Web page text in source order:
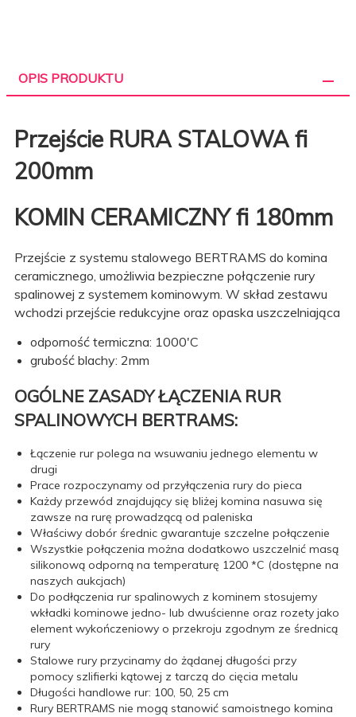
OPIS PRODUKTU
Przejście RURA STALOWA fi
200mm
KOMIN CERAMICZNY fi 180mm
Przejście z systemu stalowego BERTRAMS do komina
ceramicznego, umożliwia bezpieczne połączenie rury
spalinowej z systemem kominowym. W skład zestawu
wchodzi przejście redukcyjne oraz opaska uszczelniająca
odporność termiczna: 1000'C
grubość blachy: 2mm
OGÓLNE ZASADY ŁĄCZENIA RUR
SPALINOWYCH BERTRAMS:
Łączenie rur polega na wsuwaniu jednego elementu w
drugi
Prace rozpoczynamy od przyłączenia rury do pieca
Każdy przewód znajdujący się bliżej komina nasuwa się
zawsze na rurę prowadzącą od paleniska
Właściwy dobór średnic gwarantuje szczelne połączenie
Wszystkie połączenia można dodatkowo uszczelnić masą
silikonową odporną na temperaturę 1200 *C (dostępne na
naszych aukcjach)
Do podłączenia rur spalinowych z kominem stosujemy
wkładki kominowe jedno- lub dwuścienne oraz rozety jako
element wykończeniowy o przekroju zgodnym ze średnicą
rury
Stalowe rury przycinamy do żądanej długości przy
pomocy szlifierki kątowej z tarczą do cięcia metalu
Długości handlowe rur: 100, 50, 25 cm
Rury BERTRAMS nie mogą stanowić samoistnego komina